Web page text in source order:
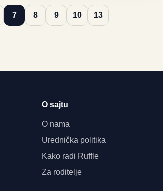
7 8 9 10 13
O sajtu
O nama
Urednička politika
Kako radi Ruffle
Za roditelje